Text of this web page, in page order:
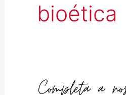
bioética
BIOÉTICA